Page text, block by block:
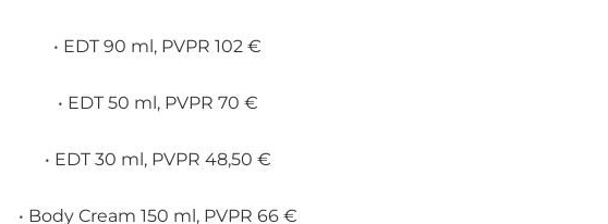
• EDT 90 ml, PVPR 102 €
• EDT 50 ml, PVPR 70 €
• EDT 30 ml, PVPR 48,50 €
• Body Cream 150 ml, PVPR 66 €